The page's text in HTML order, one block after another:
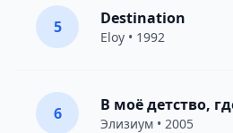
5 Destination
Eloy • 1992
6 В моё детство,
Элизиум • 2005